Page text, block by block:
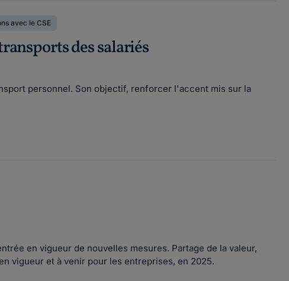
avec le CSE
des salariés
personnel. Son objectif, renforcer l'accent mis sur la
en vigueur de nouvelles mesures. Partage de la valeur,
vigueur et à venir pour les entreprises, en 2025.